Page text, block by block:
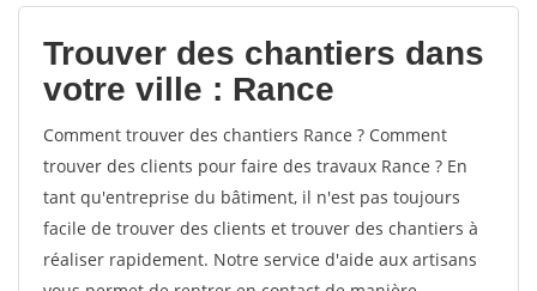
votes
Trouver des chantiers dans
votre ville : Rance
Comment trouver des chantiers Rance ? Comment
trouver des clients pour faire des travaux Rance ? En
tant qu'entreprise du bâtiment, il n'est pas toujours
facile de trouver des clients et trouver des chantiers à
réaliser rapidement. Notre service d'aide aux artisans